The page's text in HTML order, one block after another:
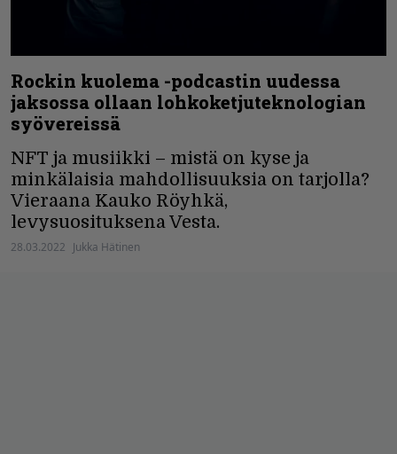
Rockin kuolema -podcastin uudessa
jaksossa ollaan lohkoketjuteknologian
syövereissä
NFT ja musiikki – mistä on kyse ja
minkälaisia mahdollisuuksia on tarjolla?
Vieraana Kauko Röyhkä,
levysuosituksena Vesta.
28.03.2022 Jukka Hätinen